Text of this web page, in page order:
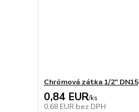
Chrómová zátka 1/2" DN15
0,84 EUR/ks
0,68 EUR bez DPH